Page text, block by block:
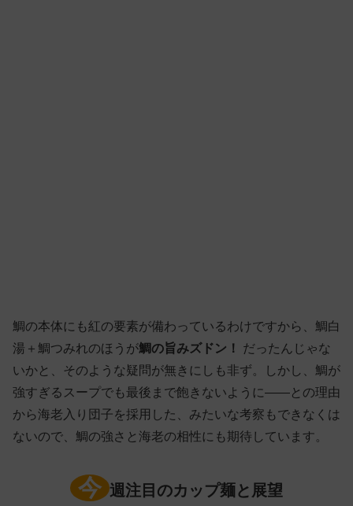
鯛の本体にも紅の要素が備わっているわけですから、鯛白
湯＋鯛つみれのほうが鯛の旨みズドン！
だったんじゃな
いかと、そのような疑問が無きにしも非ず。しかし、鯛が
強すぎるスープでも最後まで飽きないように——との理由
から海老入り団子を採用した、みたいな考察もできなくは
ないので、鯛の強さと海老の相性にも期待しています。
今 週注目のカップ麺と展望